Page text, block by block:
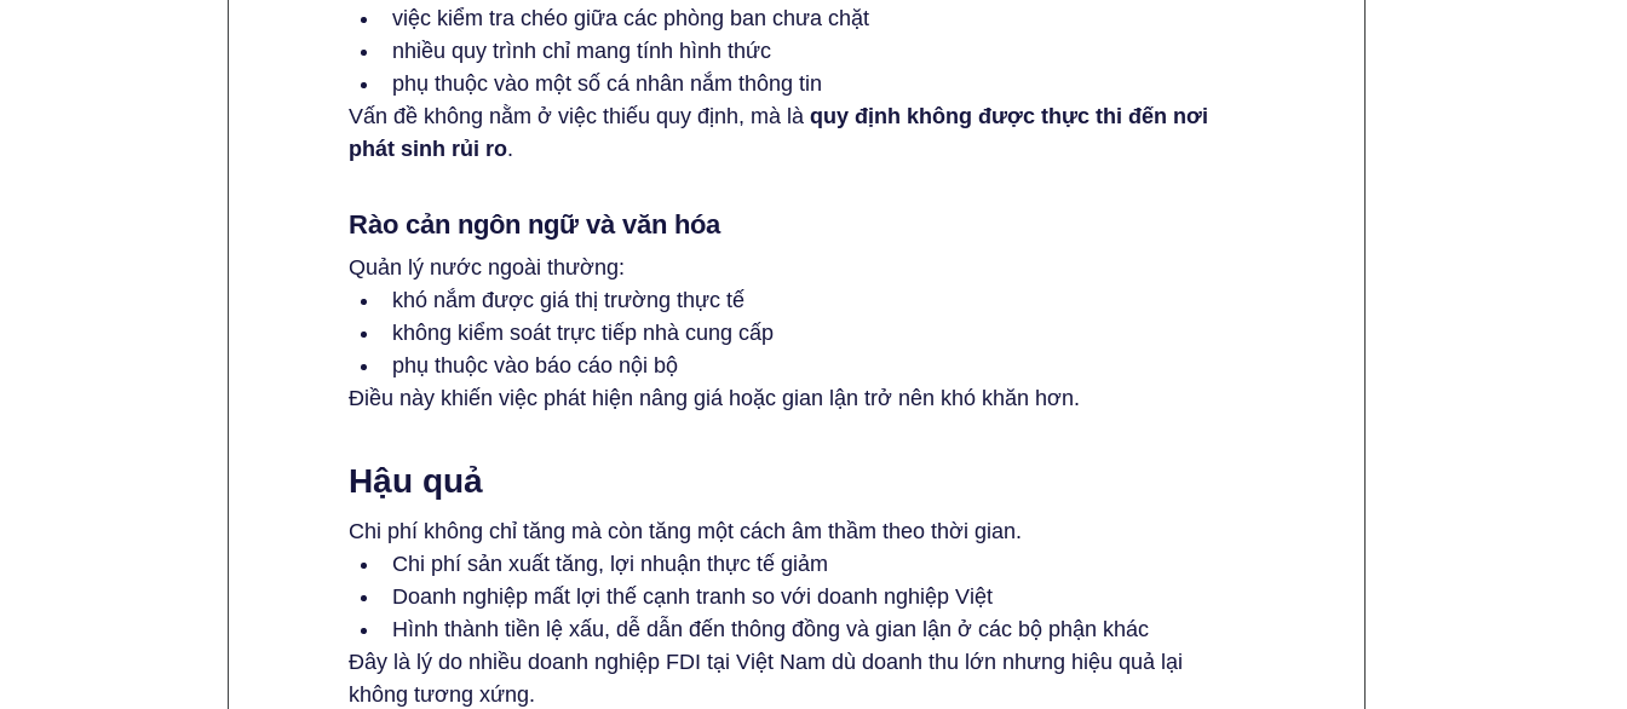
việc kiểm tra chéo giữa các phòng ban chưa chặt
nhiều quy trình chỉ mang tính hình thức
phụ thuộc vào một số cá nhân nắm thông tin
Vấn đề không nằm ở việc thiếu quy định, mà là quy định không được thực thi đến nơi
phát sinh rủi ro.
Rào cản ngôn ngữ và văn hóa
Quản lý nước ngoài thường:
khó nắm được giá thị trường thực tế
không kiểm soát trực tiếp nhà cung cấp
phụ thuộc vào báo cáo nội bộ
Điều này khiến việc phát hiện nâng giá hoặc gian lận trở nên khó khăn hơn.
Hậu quả
Chi phí không chỉ tăng mà còn tăng một cách âm thầm theo thời gian.
Chi phí sản xuất tăng, lợi nhuận thực tế giảm
Doanh nghiệp mất lợi thế cạnh tranh so với doanh nghiệp Việt
Hình thành tiền lệ xấu, dễ dẫn đến thông đồng và gian lận ở các bộ phận khác
Đây là lý do nhiều doanh nghiệp FDI tại Việt Nam dù doanh thu lớn nhưng hiệu quả lại
không tương xứng.